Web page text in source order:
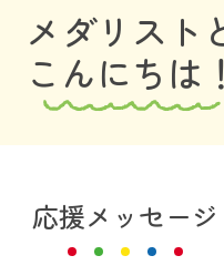
メダリスト
こんにちは！
応援メッセージ